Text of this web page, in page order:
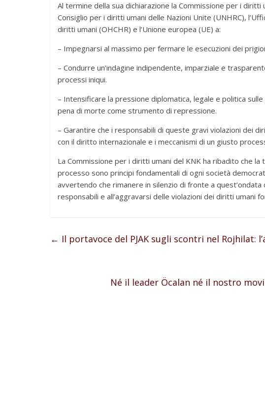
Al termine della sua dichiarazione la Commissione per i
Consiglio per i diritti umani delle Nazioni Unite (UNHRC),
diritti umani (OHCHR) e l’Unione europea (UE) a:
– Impegnarsi al massimo per fermare le esecuzioni dei
– Condurre un’indagine indipendente, imparziale e
processi iniqui.
– Intensificare la pressione diplomatica, legale e politica
pena di morte come strumento di repressione.
– Garantire che i responsabili di queste gravi violazioni dei
con il diritto internazionale e i meccanismi di un giusto
La Commissione per i diritti umani del KNK ha ribadito che
processo sono principi fondamentali di ogni società
avvertendo che rimanere in silenzio di fronte a
responsabili e all’aggravarsi delle violazioni dei diritti umani
← Il portavoce del PJAK sugli scontri nel
Né il leader Öcalan né il nostro